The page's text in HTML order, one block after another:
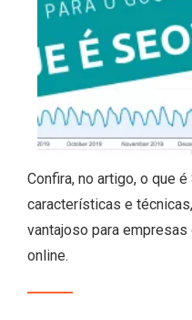
Confira, no artigo, o que
características e
vantajoso para
online.